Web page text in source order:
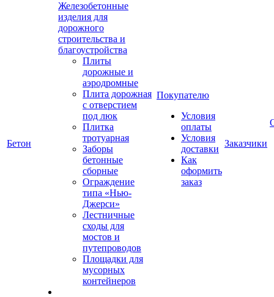
Бетон
Железобетонные
изделия для
дорожного
строительства и
благоустройства
Плиты
дорожные и
аэродромные
Плита дорожная
с отверстием
под люк
Плитка
тротуарная
Заборы
бетонные
сборные
Ограждение
типа «Нью-
Джерси»
Лестничные
сходы для
мостов и
путепроводов
Площадки для
мусорных
контейнеров
Покупателю
Условия
оплаты
Условия
доставки
Как
оформить
заказ
Заказчики